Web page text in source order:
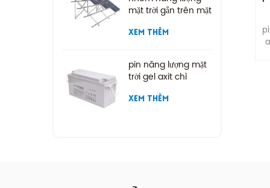
mặt trời gắn trên mặt
XEM THÊM
pin năng lượng mặt
trời gel axit chì
XEM THÊM